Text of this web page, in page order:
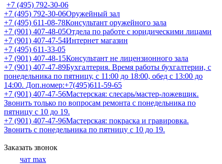
+7 (495) 792-30-06
+7 (495) 792-30-06Оружейный зал
+7 (495) 611-08-78Консультант оружейного зала
+7 (901) 407-48-05Отдела по работе с юридическими лицами
+7 (901) 407-47-54Интернет магазин
+7 (495) 611-33-05
+7 (901) 407-48-15Консультант не лицензионного зала
+7 (901) 407-47-89Бухгалтерия. Время работы бухгалтерии, с
понедельника по пятницу, с 11:00 до 18:00, обед с 13:00 до
14:00. Доп.номер:+7(495)611-59-65
+7 (901) 407-47-56Мастерская: слесарь/мастер-ложевщик.
Звонить только по вопросам ремонта с понедельника по
пятницу с 10 до 19.
+7 (901) 407-47-96Мастерская: покраска и гравировка.
Звонить с понедельника по пятницу с 10 до 19.
Заказать звонок
чат max